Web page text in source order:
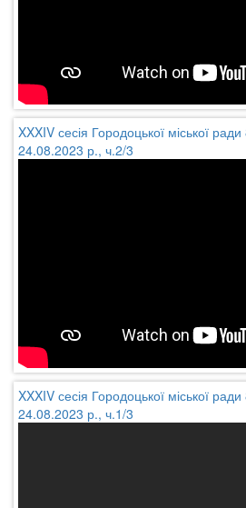
XXXIV сесія Городоцької міської
24.08.2023 р., ч.2/3
XXXIV сесія Городоцької міської
24.08.2023 р., ч.1/3